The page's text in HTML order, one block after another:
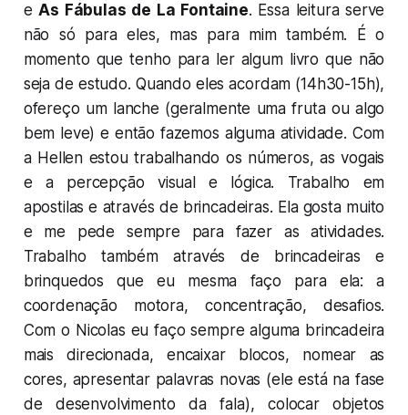
eAs Fábulas de La Fontaine. Essa leitura serve
não só para eles, mas para mim também. É o
momento que tenho para ler algum livro que não
seja de estudo. Quando eles acordam (14h30-15h),
ofereço um lanche (geralmente uma fruta ou algo
bem leve) e então fazemos alguma atividade. Com
a Hellen estou trabalhando os números, as vogais
e a percepção visual e lógica. Trabalho em
apostilas e através de brincadeiras. Ela gosta muito
e me pede sempre para fazer as atividades.
Trabalho também através de brincadeiras e
brinquedos que eu mesma faço para ela: a
coordenação motora, concentração, desafios.
Com o Nicolas eu faço sempre alguma brincadeira
mais direcionada, encaixar blocos, nomear as
cores, apresentar palavras novas (ele está na fase
de desenvolvimento da fala), colocar objetos